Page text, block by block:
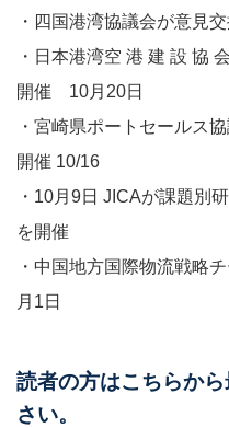
・四国港湾協議会が意見
・日本港湾空 港 建 設 協
開催 10月20日
・宮崎県ポートセールス
開催 10/16
・10月9日 JICAが課題別
を開催
・中国地方国際物流戦略
月1日
読者の方はこちらか
さい。